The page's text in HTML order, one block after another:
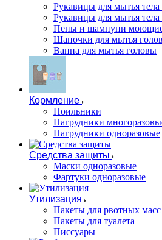
Рукавицы для мытья тела
Рукавицы для мытья
Пены и шампуни
Шапочки для мытья
Ванна для мытья головы
Кормление
Поильники
Нагрудники
Нагрудники одноразовые
Средства защиты
Маски одноразовые
Фартуки одноразовые
Утилизация
Пакеты для рвотных масс
Пакеты для туалета
Писсуары